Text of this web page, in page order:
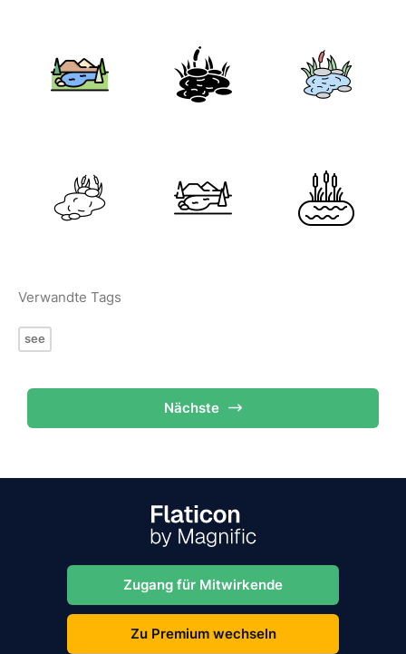
Verwandte Tags
see
Nächste
Zugang für Mitwirkende
Zu Premium wechseln